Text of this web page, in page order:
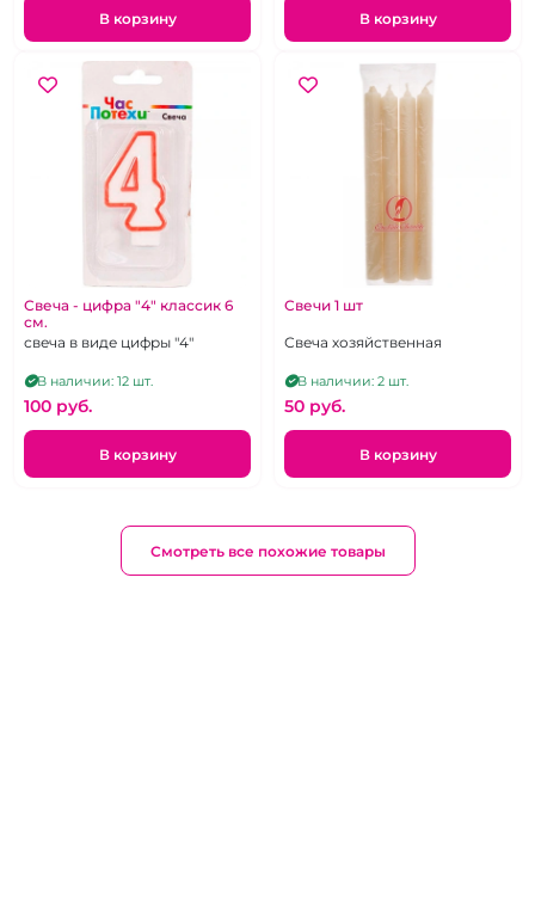
В корзину В корзину
Свеча - цифра "4" классик 6
см.
свеча в виде цифры "4"
В наличии: 12 шт.
100 pуб.
В корзину
Свечи 1 шт
Свеча хозяйственная
В наличии: 2 шт.
50 pуб.
В корзину
Смотреть все похожие товары